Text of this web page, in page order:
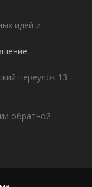
идей и
переулок 13
обратной